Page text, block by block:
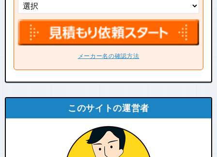
メーカー名の確認方法
このサイトの運営者